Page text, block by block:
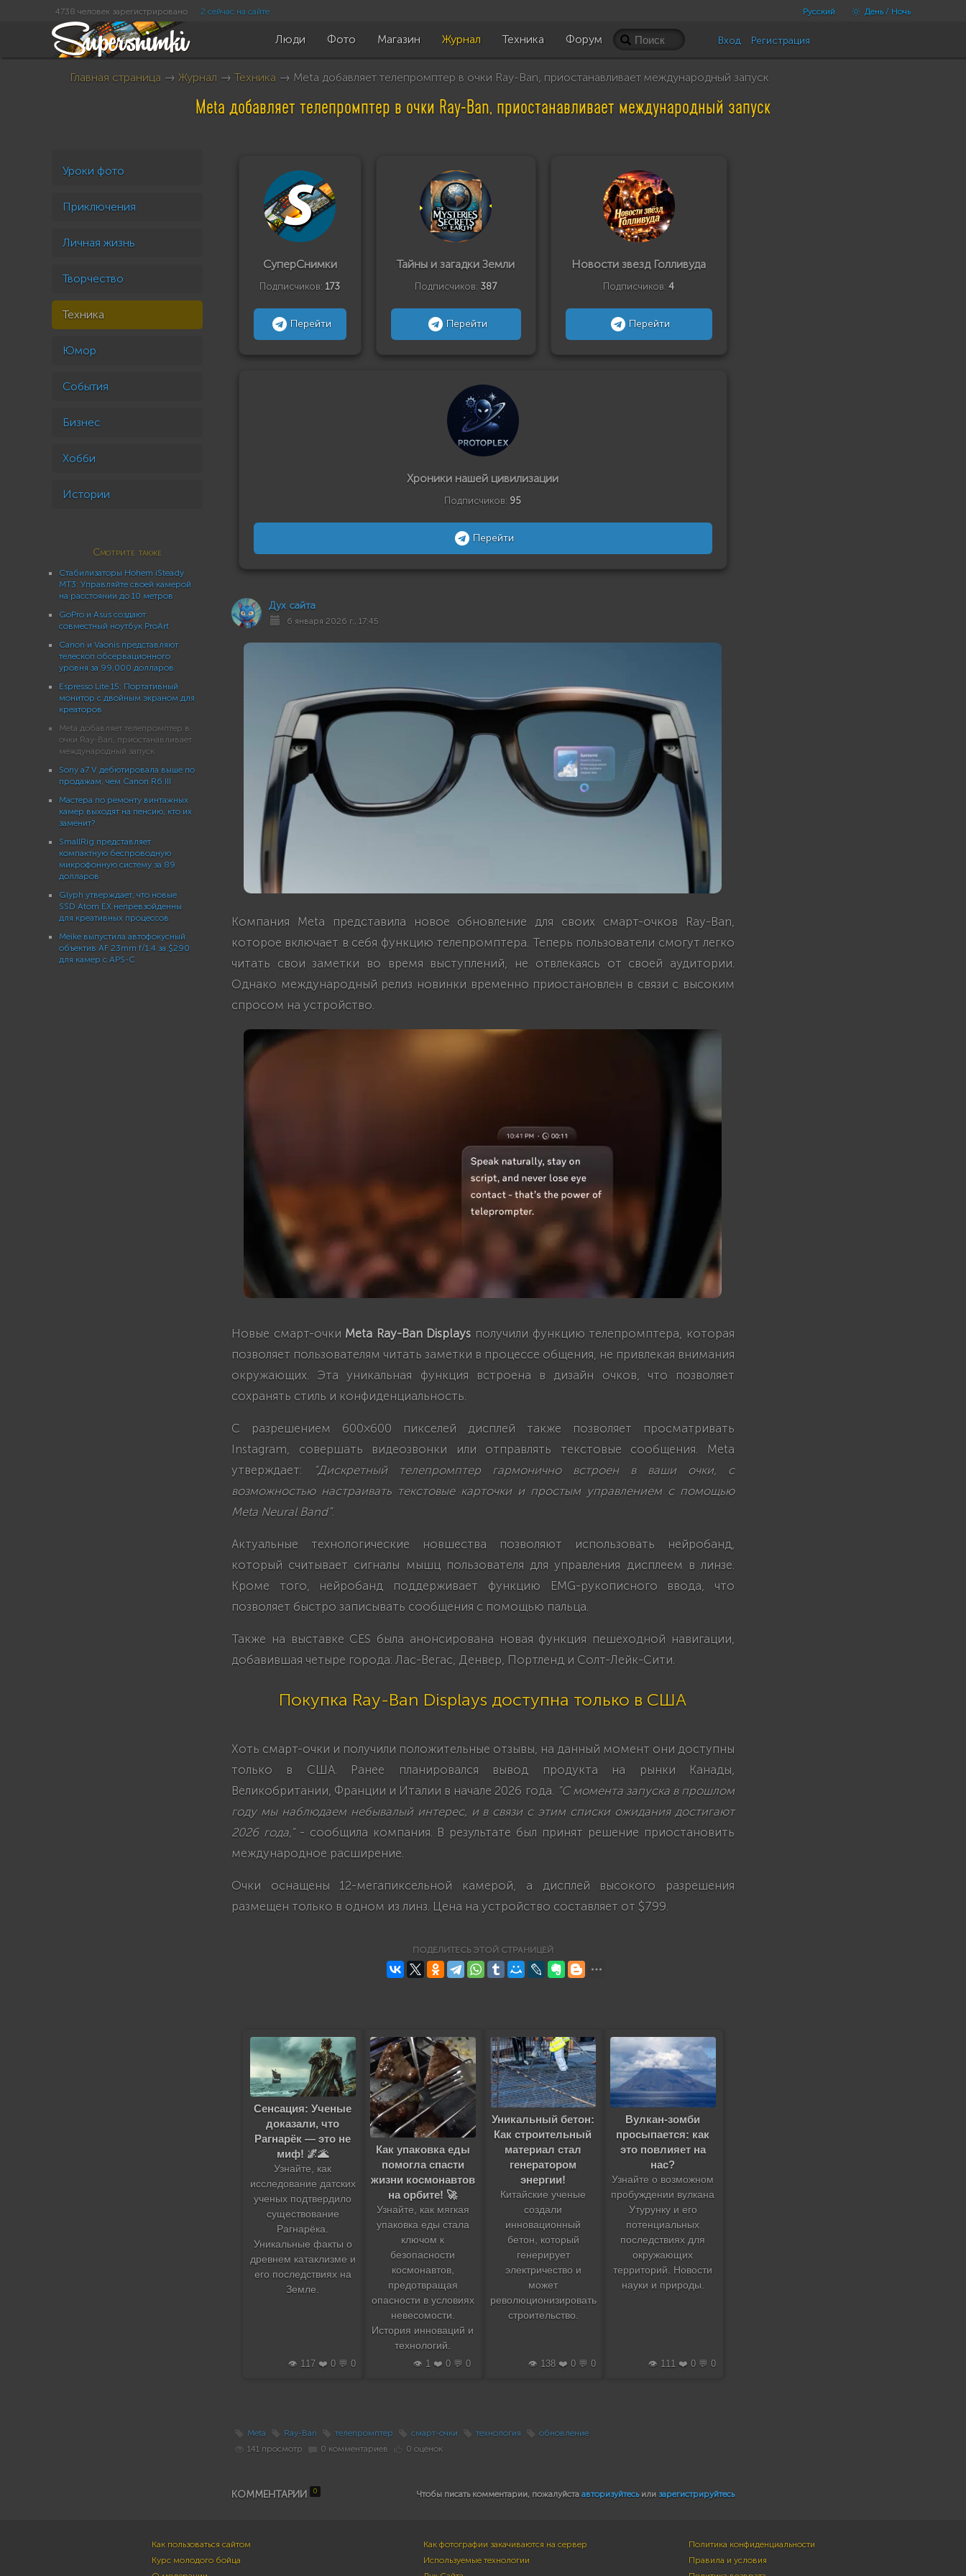
Русский День / Ночь
4738 человек зарегистрировано 2 сейчас на сайте
Люди Фото Магазин Журнал Техника Форум Вход Регистрация
Главная страница → Журнал → Техника → Meta добавляет телепромптер в очки Ray-Ban, приостанавливает международный запуск
Meta добавляет телепромптер в очки Ray-Ban, приостанавливает международный запуск
Уроки фото
Приключения
Личная жизнь
Творчество
Техника
Юмор
События
Бизнес
Хобби
Истории
Смотрите также
Стабилизаторы Hohem iSteady
MT3: Управляйте своей камерой
на расстоянии до 10 метров
GoPro и Asus создают
совместный ноутбук ProArt
Canon и Vaonis представляют
телескоп обсервационного
уровня за 99,000 долларов
Espresso Lite 15: Портативный
монитор с двойным экраном для
креаторов
Meta добавляет телепромптер в
очки Ray-Ban, приостанавливает
международный запуск
Sony a7 V дебютировала выше по
продажам, чем Canon R6 III
Мастера по ремонту винтажных
камер выходят на пенсию, кто их
заменит?
SmallRig представляет
компактную беспроводную
микрофонную систему за 89
долларов
Glyph утверждает, что новые
SSD Atom EX непревзойденны
для креативных процессов
Meike выпустила автофокусный
объектив AF 23mm f/1.4 за $290
для камер с APS-C
СуперСнимки
Подписчиков: 173
Перейти
Тайны и загадки Земли
Подписчиков: 387
Перейти
Новости звезд Голливуда
Подписчиков:4
Перейти
Хроники нашей цивилизации
Подписчиков: 95
Перейти
Дух сайта
6 января 2026 г., 17:45
Компания Meta представила новое обновление для своих смарт-очков Ray-Ban,
которое включает в себя функцию телепромптера. Теперь пользователи смогут легко
читать свои заметки во время выступлений, не отвлекаясь от своей аудитории.
Однако международный релиз новинки временно приостановлен в связи с высоким
спросом на устройство.
Новые смарт-очки Meta Ray-Ban Displays получили функцию телепромптера, которая
позволяет пользователям читать заметки в процессе общения, не привлекая внимания
окружающих. Эта уникальная функция встроена в дизайн очков, что позволяет
сохранять стиль и конфиденциальность.
С разрешением 600×600 пикселей дисплей также позволяет просматривать
Instagram, совершать видеозвонки или отправлять текстовые сообщения. Meta
утверждает:
“Дискретный телепромптер гармонично встроен в ваши очки, с
возможностью настраивать текстовые карточки и простым управлением с помощью
Meta Neural Band”.
Актуальные технологические новшества позволяют использовать нейробанд,
который считывает сигналы мышц пользователя для управления дисплеем в линзе.
Кроме того, нейробанд поддерживает функцию EMG-рукописного ввода, что
позволяет быстро записывать сообщения с помощью пальца.
Также на выставке CES была анонсирована новая функция пешеходной навигации,
добавившая четыре города: Лас-Вегас, Денвер, Портленд и Солт-Лейк-Сити.
Покупка Ray-Ban Displays доступна только в США
Хоть смарт-очки и получили положительные отзывы, на данный момент они доступны
только в США. Ранее планировался вывод продукта на рынки Канады,
Великобритании, Франции и Италии в начале 2026 года. “С момента запуска в прошлом
году мы наблюдаем небывалый интерес, и в связи с этим списки ожидания достигают
2026 года,”- сообщила компания. В результате был принят решение приостановить
международное расширение.
Очки оснащены 12-мегапиксельной камерой, а дисплей высокого разрешения
размещен только в одном из линз. Цена на устройство составляет от $799.
ПОДЕЛИТЕСЬ ЭТОЙ СТРАНИЦЕЙ
Сенсация: Ученые
доказали, что
Рагнарёк — это не
миф! 🌌🌋
Узнайте, как
исследование датских
ученых подтвердило
существование
Рагнарёка.
Уникальные факты о
древнем катаклизме и
его последствиях на
Земле.
👁️ 117 ❤️ 0 💬 0
Как упаковка еды
помогла спасти
жизни космонавтов
на орбите! 🚀
Узнайте, как мягкая
упаковка еды стала
ключом к
безопасности
космонавтов,
предотвращая
опасности в условиях
невесомости.
История инноваций и
технологий.
👁️ 1 ❤️ 0 💬 0
Уникальный бетон:
Как строительный
материал стал
генератором
энергии!
Китайские ученые
создали
инновационный
бетон, который
генерирует
электричество и
может
революционизировать
строительство.
👁️ 138 ❤️ 0 💬 0
Вулкан-зомби
просыпается: как
это повлияет на
нас?
Узнайте о возможном
пробуждении вулкана
Утурунку и его
потенциальных
последствиях для
окружающих
территорий. Новости
науки и природы.
👁️ 111 ❤️ 0 💬 0
Meta Ray-Ban телепромптер смарт-очки технология
обновление
141 просмотр
0 комментариев 0 оценок
КОММЕНТАРИИ 0 Чтобы писать комментарии, пожалуйста авторизуйтесьили зарегистрируйтесь
Как пользоваться сайтом
Курс молодого бойца
Как фотографии закачиваются на сервер
Используемые технологии
Политика конфиденциальности
Правила и условия